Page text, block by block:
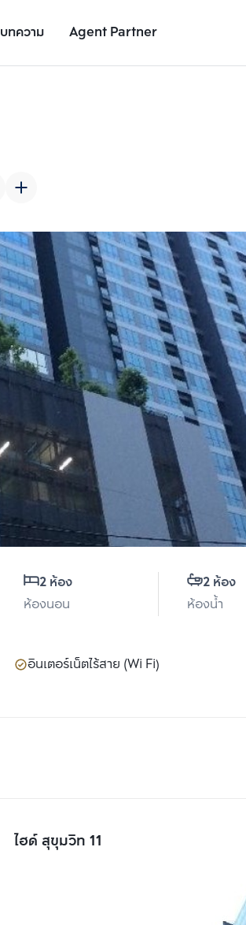
บทความ Agent Partner
รายละเอียดยูนิต
2 ห้อง
ห้องนอน
2 ห้อง
ห้องน้ำ
อินเตอร์เน็ตไร้สาย (Wi Fi)
ไฮด์ สุขุมวิท 11
เพิ่มยูนิตเปรียบเทียบ
รายการที่ 2